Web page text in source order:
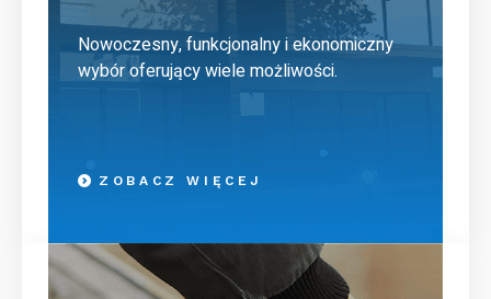
Nowoczesny, funkcjonalny i ekonomiczny
wybór oferujący wiele możliwości.
ZOBACZ WIĘCEJ